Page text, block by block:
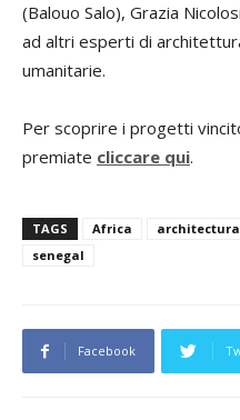
(Balouo Salo), Grazia
ad altri esperti di
umanitarie.
Per scoprire i progetti
premiate cliccare qui.
TAGS Africa
senegal
Facebook